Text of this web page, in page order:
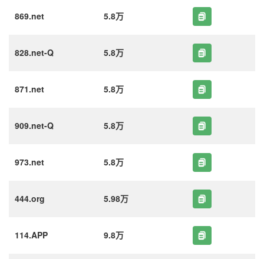
869.net 5.8万
828.net-Q 5.8万
871.net 5.8万
909.net-Q 5.8万
973.net 5.8万
444.org 5.98万
114.APP 9.8万